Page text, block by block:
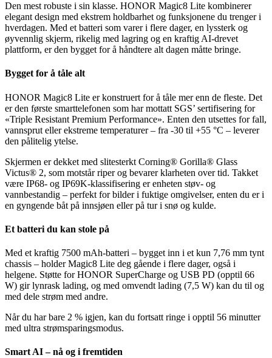
Den mest robuste i sin klasse. HONOR Magic8 Lite kombinerer
elegant design med ekstrem holdbarhet og funksjonene du trenger i
hverdagen. Med et batteri som varer i flere dager, en lyssterk og
øyvennlig skjerm, rikelig med lagring og en kraftig AI-drevet
plattform, er den bygget for å håndtere alt dagen måtte bringe.
Bygget for å tåle alt
HONOR Magic8 Lite er konstruert for å tåle mer enn de fleste. Det
er den første smarttelefonen som har mottatt SGS’ sertifisering for
«Triple Resistant Premium Performance». Enten den utsettes for fall,
vannsprut eller ekstreme temperaturer – fra -30 til +55 °C – leverer
den pålitelig ytelse.
Skjermen er dekket med slitesterkt Corning® Gorilla® Glass
Victus® 2, som motstår riper og bevarer klarheten over tid. Takket
være IP68- og IP69K-klassifisering er enheten støv- og
vannbestandig – perfekt for bilder i fuktige omgivelser, enten du er i
en gyngende båt på innsjøen eller på tur i snø og kulde.
Et batteri du kan stole på
Med et kraftig 7500 mAh-batteri – bygget inn i et kun 7,76 mm tynt
chassis – holder Magic8 Lite deg gående i flere dager, også i
helgene. Støtte for HONOR SuperCharge og USB PD (opptil 66
W) gir lynrask lading, og med omvendt lading (7,5 W) kan du til og
med dele strøm med andre.
Når du har bare 2 % igjen, kan du fortsatt ringe i opptil 56 minutter
med ultra strømsparingsmodus.
Smart AI – nå og i fremtiden